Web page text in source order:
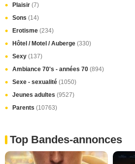
Plaisir (7)
Sons (14)
Erotisme (234)
Hôtel / Motel / Auberge (330)
Sexy (137)
Ambiance 70's - années 70 (894)
Sexe - sexualité (1050)
Jeunes adultes (9527)
Parents (10763)
Top Bandes-annonces